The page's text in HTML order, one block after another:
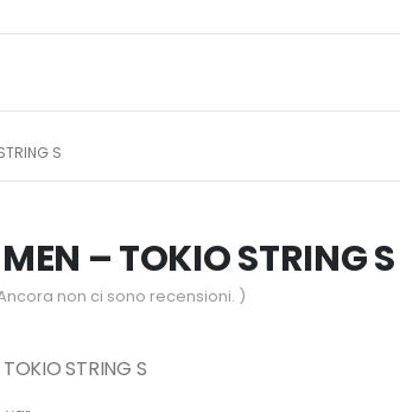
S
– TOKIO STRING S
non ci sono recensioni. )
STRING S